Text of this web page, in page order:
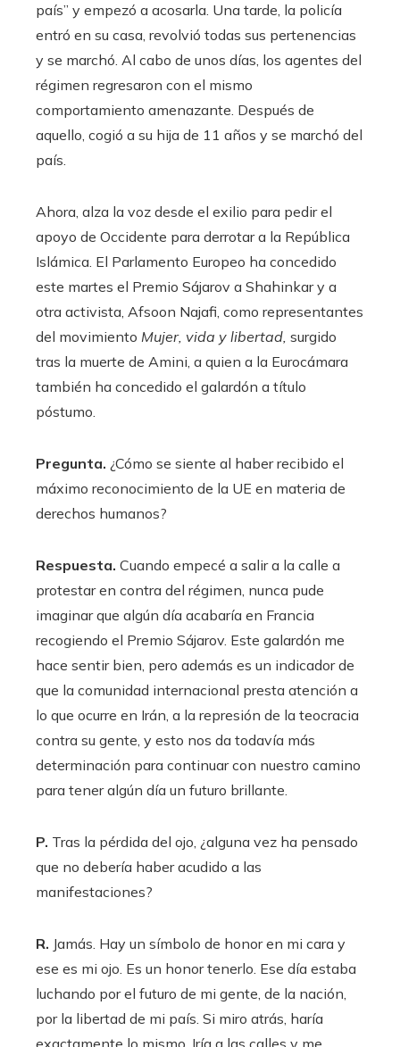
país” y empezó a acosarla. Una tarde, la policía
entró en su casa, revolvió todas sus pertenencias
y se marchó. Al cabo de unos días, los agentes del
régimen regresaron con el mismo
comportamiento amenazante. Después de
aquello, cogió a su hija de 11 años y se marchó del
país.
Ahora, alza la voz desde el exilio para pedir el
apoyo de Occidente para derrotar a la República
Islámica. El Parlamento Europeo ha concedido
este martes el Premio Sájarov a Shahinkar y a
otra activista, Afsoon Najafi, como representantes
del movimiento Mujer, vida y libertad, surgido
tras la muerte de Amini, a quien a la Eurocámara
también ha concedido el galardón a título
póstumo.
Pregunta. ¿Cómo se siente al haber recibido el
máximo reconocimiento de la UE en materia de
derechos humanos?
Respuesta. Cuando empecé a salir a la calle a
protestar en contra del régimen, nunca pude
imaginar que algún día acabaría en Francia
recogiendo el Premio Sájarov. Este galardón me
hace sentir bien, pero además es un indicador de
que la comunidad internacional presta atención a
lo que ocurre en Irán, a la represión de la teocracia
contra su gente, y esto nos da todavía más
determinación para continuar con nuestro camino
para tener algún día un futuro brillante.
P. Tras la pérdida del ojo, ¿alguna vez ha pensado
que no debería haber acudido a las
manifestaciones?
R. Jamás. Hay un símbolo de honor en mi cara y
ese es mi ojo. Es un honor tenerlo. Ese día estaba
luchando por el futuro de mi gente, de la nación,
por la libertad de mi país. Si miro atrás, haría